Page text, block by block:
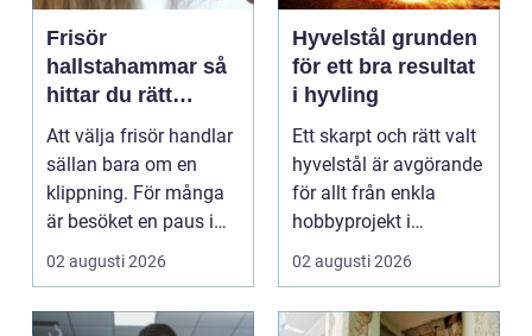
Frisör
hallstahammar så
hittar du rätt
salong för stil,
kvalitet och känsla
Att välja frisör handlar
sällan bara om en
klippning. För många
är besöket en paus i
vardagen, ett s...
02 augusti 2026
Hyvelstål grunden
för ett bra resultat
i hyvling
Ett skarpt och rätt valt
hyvelstål är avgörande
för allt från enkla
hobbyprojekt i
verkstaden till k...
02 augusti 2026